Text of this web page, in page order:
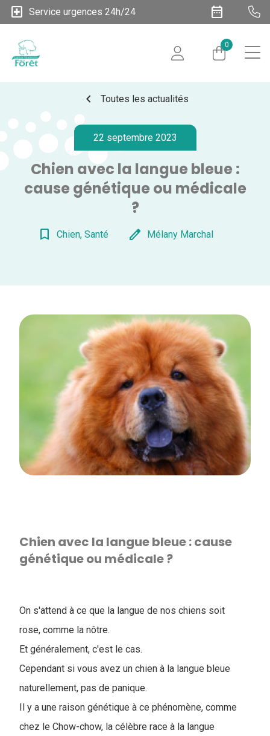
local_hospital Service urgences 24h/24 date_range
0
chevron_left Toutes les actualités
22 septembre 2023
Chien avec la langue bleue :
cause génétique ou médicale
?
bookmark_border Chien, Santé edit Mélany Marchal
Chien avec la langue bleue : cause
génétique ou médicale ?
On s'attend à ce que la langue de nos chiens soit
rose, comme la nôtre.
Et généralement, c'est le cas.
Cependant si vous avez un chien à la langue bleue
naturellement, pas de panique.
Il y a une raison génétique à ce phénomène, comme
chez le Chow-chow, la célèbre race à la langue